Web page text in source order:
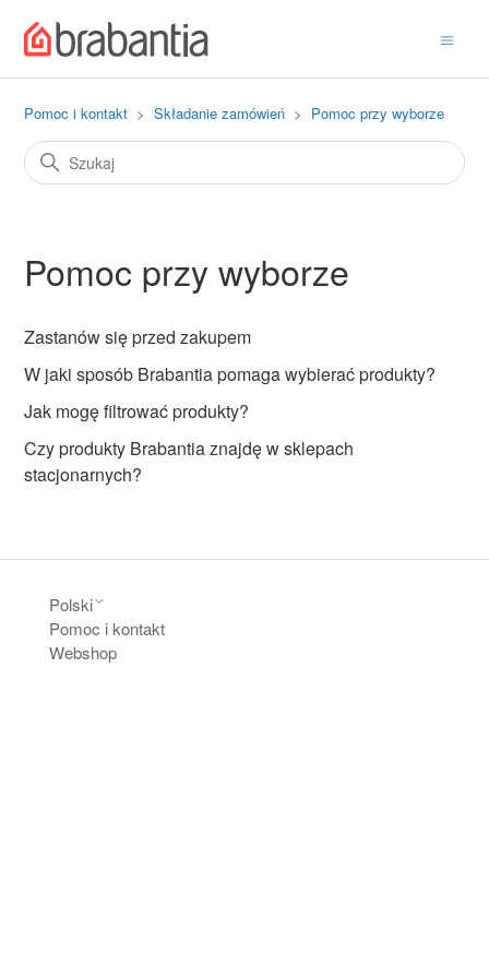
Pomoc i kontakt Składanie zamówień Pomoc przy wyborze
Pomoc przy wyborze
Zastanów się przed zakupem
W jaki sposób Brabantia pomaga wybierać produkty?
Jak mogę filtrować produkty?
Czy produkty Brabantia znajdę w sklepach
stacjonarnych?
Polski
Pomoc i kontakt
Webshop